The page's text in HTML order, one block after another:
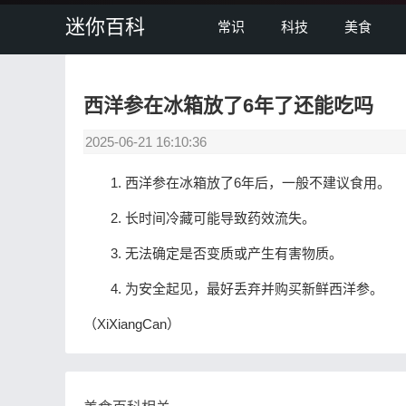
迷你百科 常识 科技 美食
西洋参在冰箱放了6年了还能吃吗
2025-06-21 16:10:36
1. 西洋参在冰箱放了6年后，一般不建议食用。
2. 长时间冷藏可能导致药效流失。
3. 无法确定是否变质或产生有害物质。
4. 为安全起见，最好丢弃并购买新鲜西洋参。
（XiXiangCan）